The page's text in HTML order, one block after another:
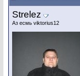
Strelez
Аз есмь viktorius12